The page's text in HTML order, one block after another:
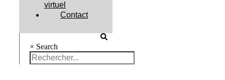
virtuel
Contact
× Search